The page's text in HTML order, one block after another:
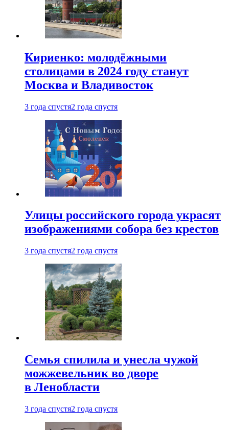
Кириенко: молодёжными
столицами в 2024 году станут
Москва и Владивосток
3 года спустя2 года спустя
Улицы российского города украсят
изображениями собора без крестов
3 года спустя2 года спустя
Семья спилила и унесла чужой
можжевельник во дворе
в Ленобласти
3 года спустя2 года спустя